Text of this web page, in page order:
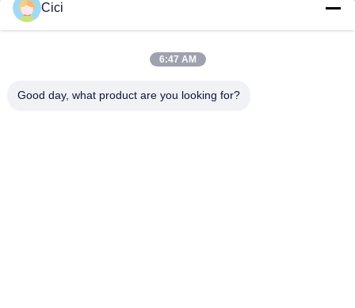
sales03@bjgprojection.com
Адрес
Cici
6:47 AM
Good day, what product are you looking for?